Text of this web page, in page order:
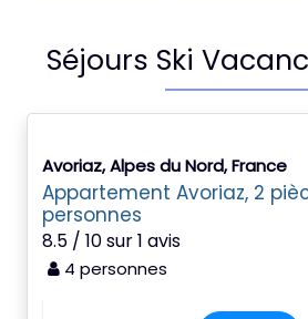
Séjours Ski
Avoriaz, Alpes du Nord, France
Appartement Avoriaz, 2
personnes
8.5 / 10 sur 1 avis
4 personnes